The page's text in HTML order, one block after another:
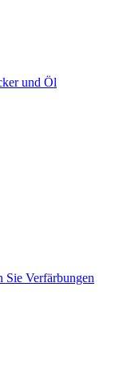
und Öl
Sie Verfärbungen